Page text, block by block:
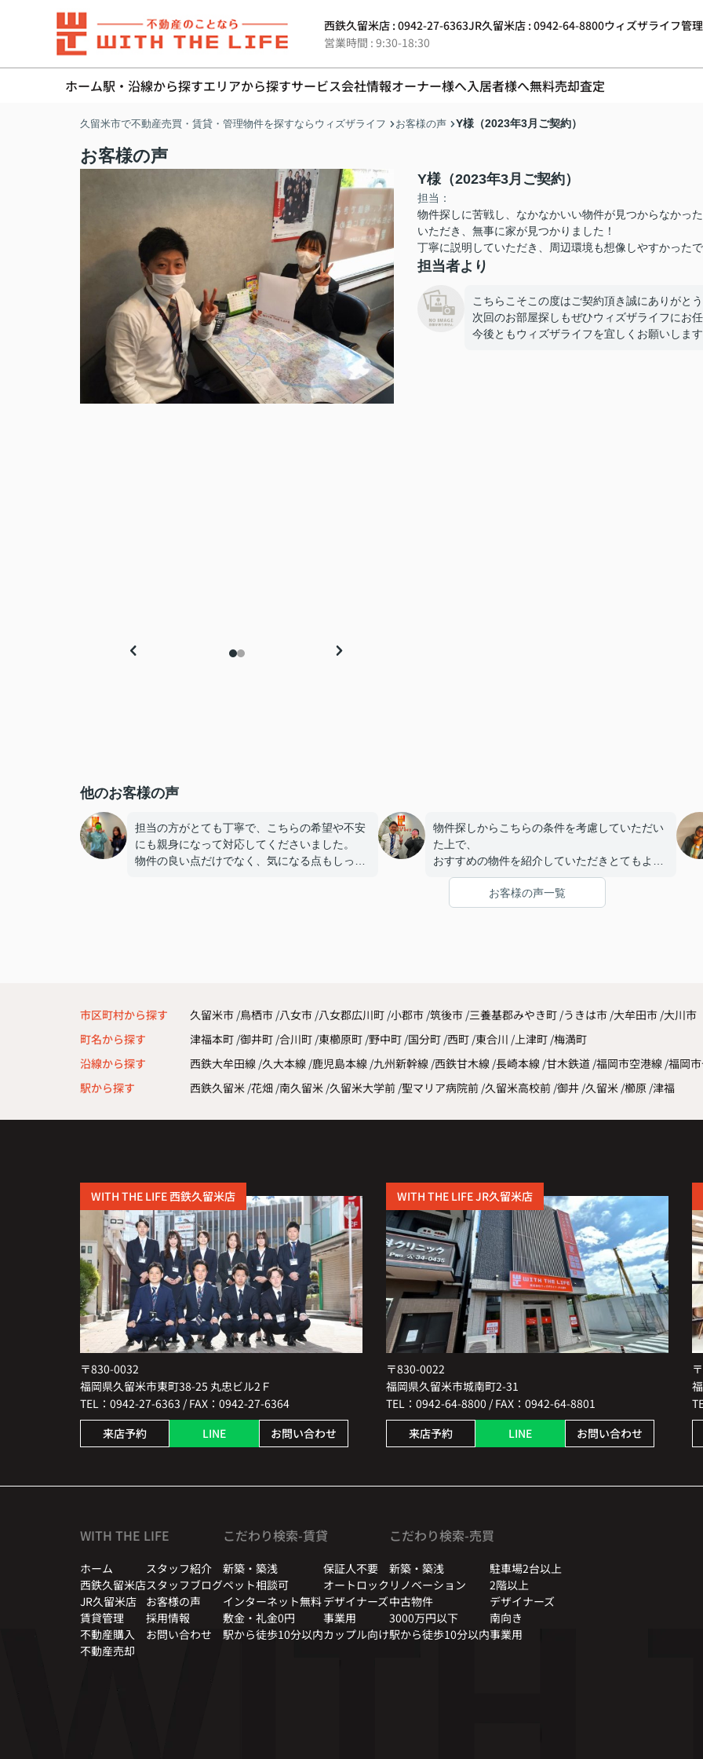
西鉄久留米店 : 0942-27-6363JR久留米店 : 0942-64-8800ウィズザライフ管
営業時間 : 9:30-18:30
ホーム駅・沿線から探すエリアから探すサービス会社情報オーナー様へ入居者様へ無料売却査定
久留米市で不動産売買・賃貸・管理物件を探すならウィズザライフ お客様の声 Y様（2023年3月ご契約）
お客様の声
Y様（2023年3月ご契約）
担当：
物件探しに苦戦し、なかなかいい物件が見つからなかっ
いただき、無事に家が見つかりました！
丁寧に説明していただき、周辺環境も想像しやすかった
担当者より
こちらこそこの度はご契約頂き誠にありがと
次回のお部屋探しもぜひウィズザライフにお任
今後ともウィズザライフを宜しくお願いします
他のお客様の声
担当の方がとても丁寧で、こちらの希望や不安
にも親身になって対応してくださいました。
物件の良い点だけでなく、気になる点もしっか
物件探しからこちらの条件を考慮していただい
た上で、
おすすめの物件を紹介していただきとてもよか
ったです。
お客様の声一覧
市区町村から探す 久留米市 鳥栖市 八女市 八女郡広川町 小郡市 筑後市 三養基郡みやき町 うきは市 大牟田市 大川市
町名から探す
津福本町 御井町 合川町 東櫛原町 野中町 国分町 西町 東合川 上津町 梅満町
沿線から探す
西鉄大牟田線 久大本線 鹿児島本線 九州新幹線 西鉄甘木線 長崎本線 甘木鉄道 福岡市空港線 福岡
駅から探す
西鉄久留米 花畑 南久留米 久留米大学前 聖マリア病院前 久留米高校前 御井 久留米 櫛原 津福
WITH THE LIFE 西鉄久留米店
〒830-0032
福岡県久留米市東町38-25 丸忠ビル2Ｆ
TEL：0942-27-6363 / FAX：0942-27-6364
来店予約
LINE お問い合わせ
WITH THE LIFE JR久留米店
〒830-0022
福岡県久留米市城南町2-31
TEL：0942-64-8800 / FAX：0942-64-8801
来店予約
LINE お問い合わせ
WITH THE LIFE
ホーム
西鉄久留米店
JR久留米店
賃貸管理
不動産購入
不動産売却
スタッフ紹介
スタッフブログ
お客様の声
採用情報
お問い合わせ
こだわり検索-賃貸
新築・築浅
ペット相談可
インターネット無料
敷金・礼金0円
駅から徒歩10分以内
保証人不要
オートロック
デザイナーズ
事業用
カップル向け
こだわり検索-売買
新築・築浅
リノベーション
中古物件
3000万円以下
駅から徒歩10分以内
駐車場2台以上
2階以上
デザイナーズ
南向き
事業用